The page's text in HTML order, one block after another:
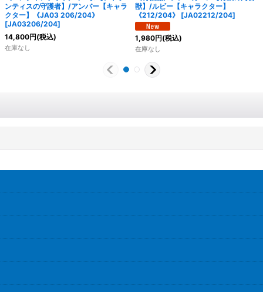
ンティスの守護者】/アンバー【キャラ
クター】《JA03 206/204》
[JA03206/204]
14,800円(税込)
在庫なし
獣】/ルビー【キャラクター】
《212/204》
[JA02212/204]
1,980円(税込)
在庫なし